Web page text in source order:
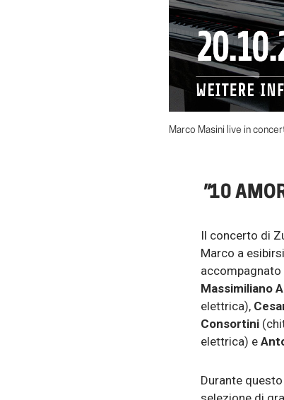
Marco Masini live in
"10
Il concerto di
Marco a
Massimiliano
elettrica),
Consortini
elettrica) e
Durante